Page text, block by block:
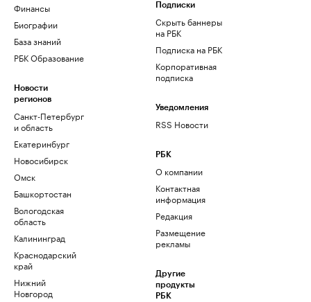
Финансы
Биографии
База знаний
РБК Образование
Новости
регионов
Санкт-Петербург
и область
Екатеринбург
Новосибирск
Омск
Башкортостан
Вологодская
область
Калининград
Краснодарский
край
Нижний
Новгород
Подписки
Скрыть баннеры
на РБК
Подписка на РБК
Корпоративная
подписка
Уведомления
RSS Новости
РБК
О компании
Контактная
информация
Редакция
Размещение
рекламы
Другие
продукты
РБК